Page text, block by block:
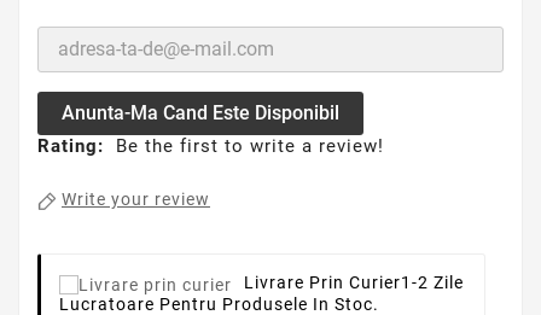
Anunta-Ma Cand Este Disponibil
Rating: Be the first to write a review!
Write your review
Livrare Prin Curier1-2 Zile
Lucratoare Pentru Produsele In Stoc.